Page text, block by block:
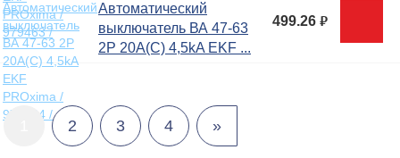
Автоматический
выключатель ВА 47-63
2P 20А(C) 4,5kA EKF ...
499.26руб.
2 3 4 »